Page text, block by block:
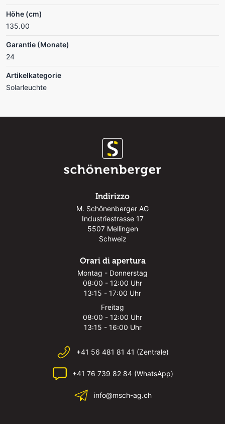
Höhe (cm)
135.00
Garantie (Monate)
24
Artikelkategorie
Solarleuchte
Indirizzo
M. Schönenberger AG
Industriestrasse 17
5507 Mellingen
Schweiz
Orari di apertura
Montag - Donnerstag
08:00 - 12:00 Uhr
13:15 - 17:00 Uhr
Freitag
08:00 - 12:00 Uhr
13:15 - 16:00 Uhr
+41 56 481 81 41 (Zentrale)
+41 76 739 82 84 (WhatsApp)
info@msch-ag.ch